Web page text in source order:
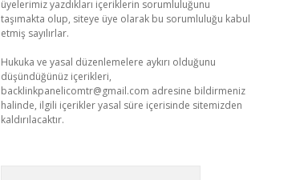
üyelerimiz yazdıkları içeriklerin sorumluluğunu
taşımakta olup, siteye üye olarak bu sorumluluğu kabul
etmiş sayılırlar.
Hukuka ve yasal düzenlemelere aykırı olduğunu
düşündüğünüz içerikleri,
backlinkpanelicomtr@gmail.com adresine bildirmeniz
halinde, ilgili içerikler yasal süre içerisinde sitemizden
kaldırılacaktır.